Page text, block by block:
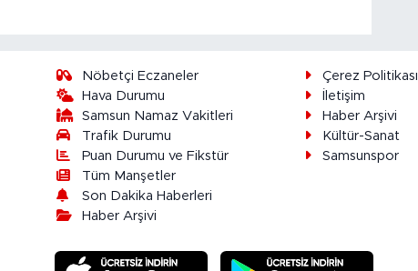
Nöbetçi Eczaneler
Hava Durumu
Samsun Namaz Vakitleri
Trafik Durumu
Puan Durumu ve Fikstür
Tüm Manşetler
Son Dakika Haberleri
Haber Arşivi
Çerez Politikası
İletişim
Haber Arşivi
Kültür-Sanat
Samsunspor